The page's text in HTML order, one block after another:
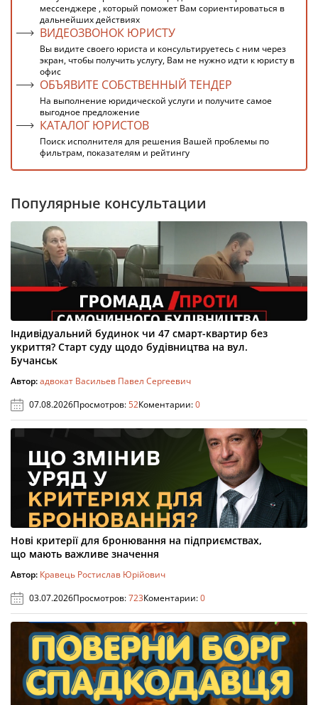
мессенджере , который поможет Вам сориентироваться в
дальнейших действиях
ВИДЕОЗВОНОК ЮРИСТУ
Вы видите своего юриста и консультируетесь с ним через
экран, чтобы получить услугу, Вам не нужно идти к юристу в
офис
ОБЪЯВИТЕ СОБСТВЕННЫЙ ТЕНДЕР
На выполнение юридической услуги и получите самое
выгодное предложение
КАТАЛОГ ЮРИСТОВ
Поиск исполнителя для решения Вашей проблемы по
фильтрам, показателям и рейтингу
Популярные консультации
Індивідуальний будинок чи 47 смарт-квартир без
укриття? Старт суду щодо будівництва на вул.
Бучанськ
Автор:адвокат Васильев Павел Сергеевич
07.08.2026Просмотров:52Коментарии:0
Нові критерії для бронювання на підприємствах,
що мають важливе значення
Автор: Кравець Ростислав Юрійович
03.07.2026Просмотров:723Коментарии:0